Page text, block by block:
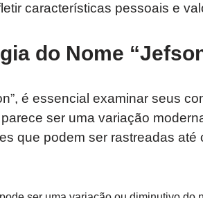
características pessoais e
do Nome
é essencial examinar seus
ser uma variação
que podem ser rastreadas até